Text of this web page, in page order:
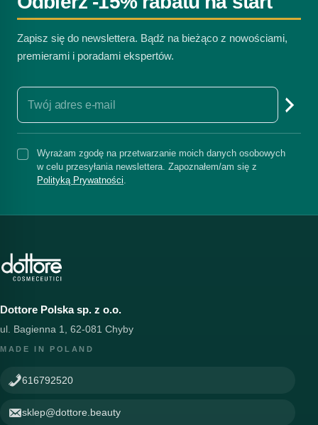
Zapisz się do newslettera. Bądź na bieżąco z nowościami,
premierami i poradami ekspertów.
Wyrażam zgodę na przetwarzanie moich danych osobowych
w celu przesyłania newslettera. Zapoznałem/am się z
Polityką Prywatności.
Dottore Polska sp. z o.o.
ul. Bagienna 1, 62-081 Chyby
MADE IN POLAND
616792520
sklep@dottore.beauty